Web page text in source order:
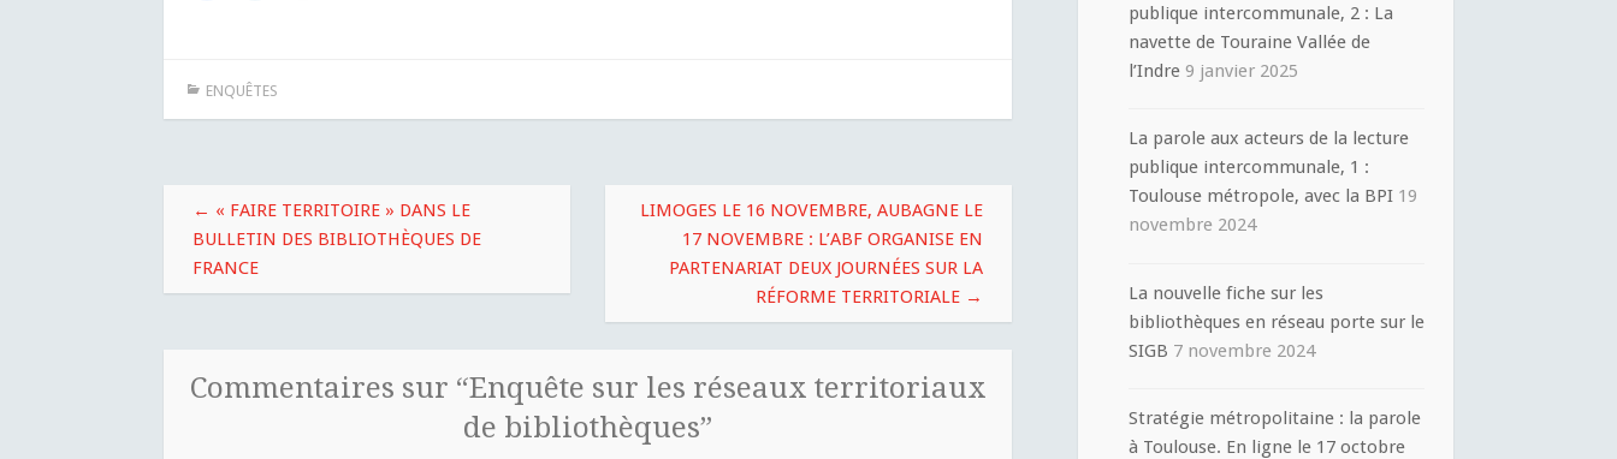
ENQUÊTES
Navigation
des
articles
← « FAIRE TERRITOIRE » DANS LE
BULLETIN DES BIBLIOTHÈQUES DE
FRANCE
LIMOGES LE 16 NOVEMBRE, AUBAGNE LE
17 NOVEMBRE : L’ABF ORGANISE EN
PARTENARIAT DEUX JOURNÉES SUR LA
RÉFORME TERRITORIALE →
Commentaires sur “Enquête sur les réseaux territoriaux
de bibliothèques”
publique intercommunale, 2 : La
navette de Touraine Vallée de
l’Indre 9 janvier 2025
La parole aux acteurs de la lecture
publique intercommunale, 1 :
Toulouse métropole, avec la BPI 19
novembre 2024
La nouvelle fiche sur les
bibliothèques en réseau porte sur le
SIGB 7 novembre 2024
Stratégie métropolitaine : la parole
à Toulouse. En ligne le 17 octobre